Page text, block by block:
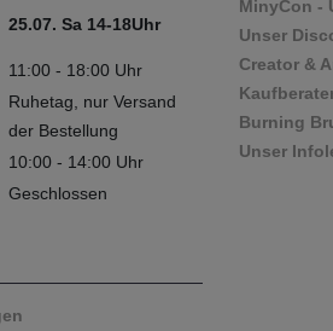
25.07. Sa 14-18Uhr
11:00 - 18:00 Uhr
Ruhetag, nur Versand
der Bestellung
10:00 - 14:00 Uhr
Geschlossen
MinyCon -
Unser
Creator &
Burning
Unser